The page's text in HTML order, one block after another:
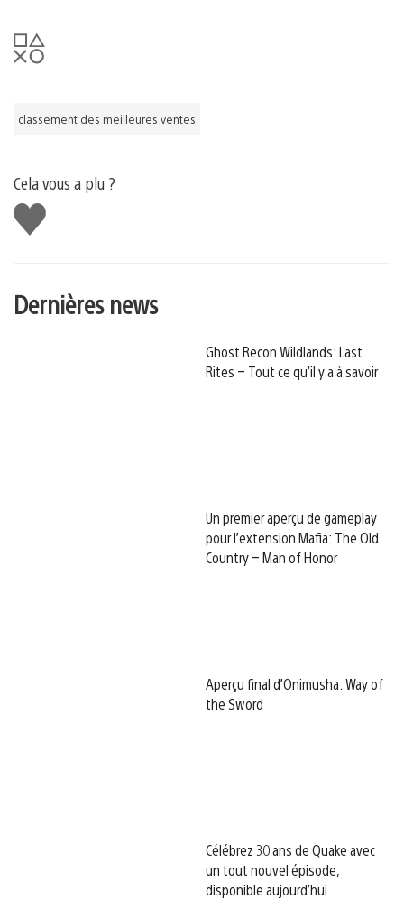
classement des meilleures ventes
Cela vous a plu ?
J'aime
Dernières news
Ghost Recon Wildlands: Last
Rites – Tout ce qu’il y a à savoir
Un premier aperçu de gameplay
pour l’extension Mafia: The Old
Country – Man of Honor
Aperçu final d’Onimusha: Way of
the Sword
Célébrez 30 ans de Quake avec
un tout nouvel épisode,
disponible aujourd’hui